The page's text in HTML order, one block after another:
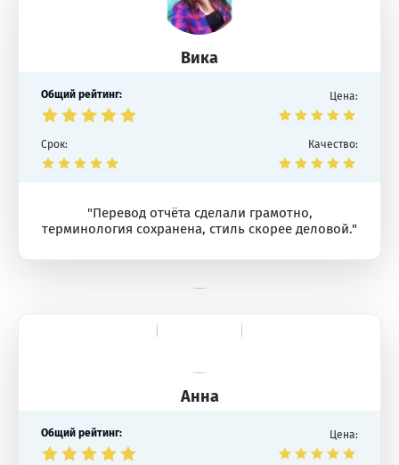
Вика
Общий рейтинг: Цена:
Срок: Качество:
"Перевод отчёта сделали грамотно,
терминология сохранена, стиль скорее деловой."
Анна
Общий рейтинг: Цена: